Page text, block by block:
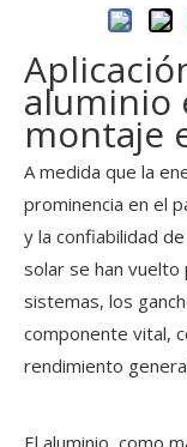
aluminio
montaje
A medida que la
prominencia en el
y la confiabilidad
solar se han
sistemas, los
componente vital,
rendimiento